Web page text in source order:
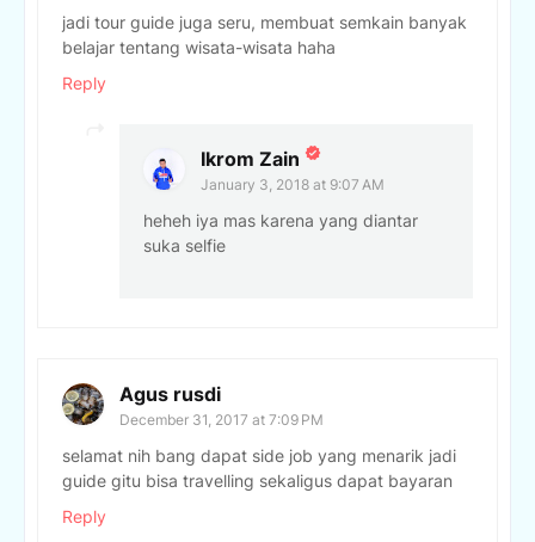
jadi tour guide juga seru, membuat semkain banyak
belajar tentang wisata-wisata haha
Reply
Ikrom Zain
January 3, 2018 at 9:07 AM
heheh iya mas karena yang diantar
suka selfie
Agus rusdi
December 31, 2017 at 7:09 PM
selamat nih bang dapat side job yang menarik jadi
guide gitu bisa travelling sekaligus dapat bayaran
Reply